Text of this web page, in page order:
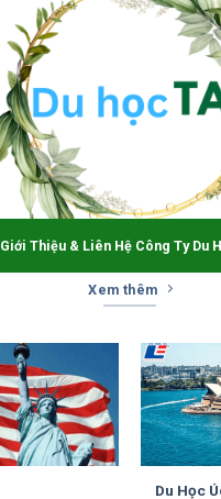
Giới Thiệu & Liên Hệ Công Ty Du
Xem thêm
Du Học